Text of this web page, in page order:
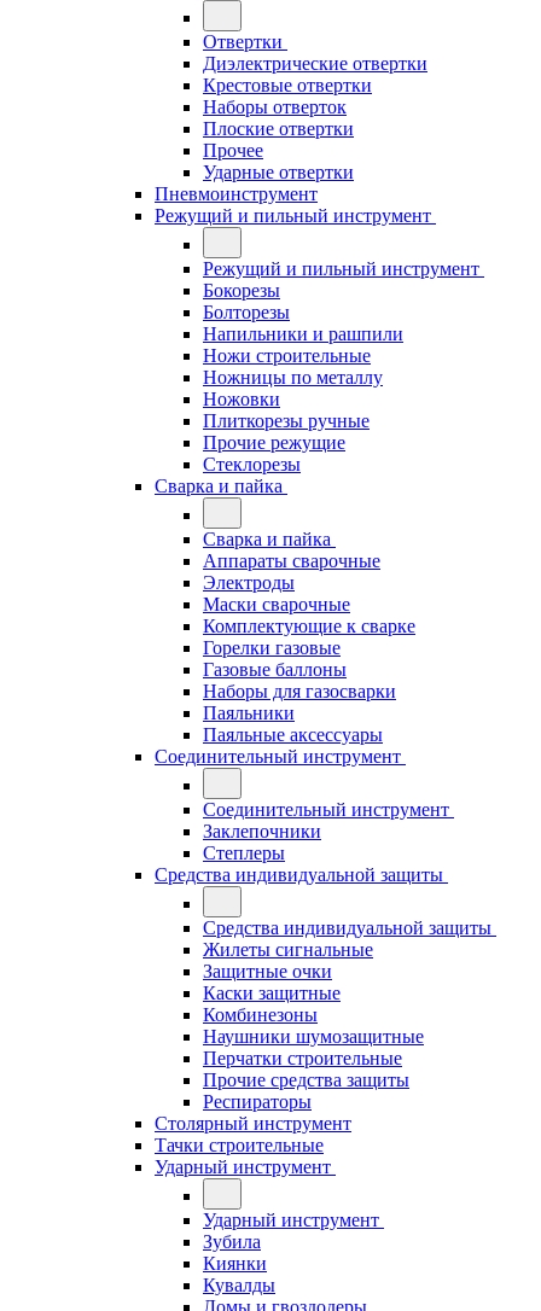
Отвертки
Диэлектрические отвертки
Крестовые отвертки
Наборы отверток
Плоские отвертки
Прочее
Ударные отвертки
Пневмоинструмент
Режущий и пильный инструмент
Режущий и пильный инструмент
Бокорезы
Болторезы
Напильники и рашпили
Ножи строительные
Ножницы по металлу
Ножовки
Плиткорезы ручные
Прочие режущие
Стеклорезы
Сварка и пайка
Сварка и пайка
Аппараты сварочные
Электроды
Маски сварочные
Комплектующие к сварке
Горелки газовые
Газовые баллоны
Наборы для газосварки
Паяльники
Паяльные аксессуары
Соединительный инструмент
Соединительный инструмент
Заклепочники
Степлеры
Средства индивидуальной защиты
Средства индивидуальной защиты
Жилеты сигнальные
Защитные очки
Каски защитные
Комбинезоны
Наушники шумозащитные
Перчатки строительные
Прочие средства защиты
Респираторы
Столярный инструмент
Тачки строительные
Ударный инструмент
Ударный инструмент
Зубила
Киянки
Кувалды
Ломы и гвоздодеры